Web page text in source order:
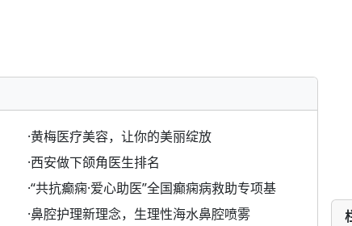
·黄梅医疗美容，让你的美丽绽放
·西安做下颌角医生排名
·“共抗癫痫·爱心助医”全国癫痫病救助专项基
·鼻腔护理新理念，生理性海水鼻腔喷雾